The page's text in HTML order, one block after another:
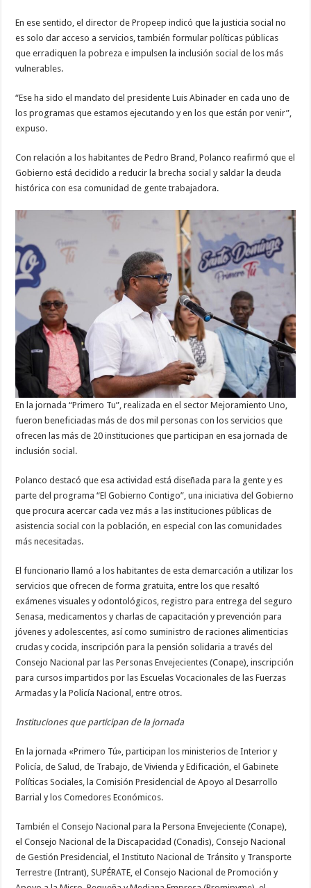
En ese sentido, el director de Propeep indicó que la justicia social no
es solo dar acceso a servicios, también formular políticas públicas
que erradiquen la pobreza e impulsen la inclusión social de los más
vulnerables.
“Ese ha sido el mandato del presidente Luis Abinader en cada uno de
los programas que estamos ejecutando y en los que están por venir”,
expuso.
Con relación a los habitantes de Pedro Brand, Polanco reafirmó que el
Gobierno está decidido a reducir la brecha social y saldar la deuda
histórica con esa comunidad de gente trabajadora.
En la jornada “Primero Tu”, realizada en el sector Mejoramiento Uno,
fueron beneficiadas más de dos mil personas con los servicios que
ofrecen las más de 20 instituciones que participan en esa jornada de
inclusión social.
Polanco destacó que esa actividad está diseñada para la gente y es
parte del programa “El Gobierno Contigo”, una iniciativa del Gobierno
que procura acercar cada vez más a las instituciones públicas de
asistencia social con la población, en especial con las comunidades
más necesitadas.
El funcionario llamó a los habitantes de esta demarcación a utilizar los
servicios que ofrecen de forma gratuita, entre los que resaltó
exámenes visuales y odontológicos, registro para entrega del seguro
Senasa, medicamentos y charlas de capacitación y prevención para
jóvenes y adolescentes, así como suministro de raciones alimenticias
crudas y cocida, inscripción para la pensión solidaria a través del
Consejo Nacional par las Personas Envejecientes (Conape), inscripción
para cursos impartidos por las Escuelas Vocacionales de las Fuerzas
Armadas y la Policía Nacional, entre otros.
Instituciones que participan de la jornada
En la jornada «Primero Tú», participan los ministerios de Interior y
Policía, de Salud, de Trabajo, de Vivienda y Edificación, el Gabinete
Políticas Sociales, la Comisión Presidencial de Apoyo al Desarrollo
Barrial y los Comedores Económicos.
También el Consejo Nacional para la Persona Envejeciente (Conape),
el Consejo Nacional de la Discapacidad (Conadis), Consejo Nacional
de Gestión Presidencial, el Instituto Nacional de Tránsito y Transporte
Terrestre (Intrant), SUPÉRATE, el Consejo Nacional de Promoción y